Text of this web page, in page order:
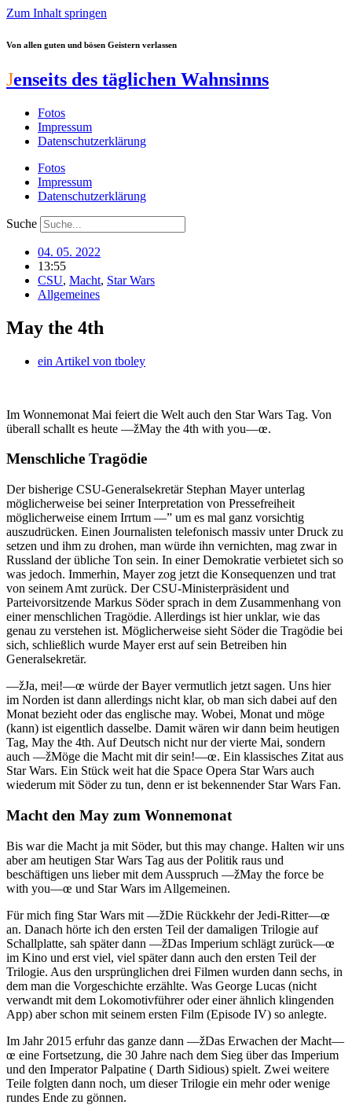
Zum Inhalt springen
Von allen guten und bösen Geistern verlassen
Jenseits des täglichen Wahnsinns
Fotos
Impressum
Datenschutzerklärung
Fotos
Impressum
Datenschutzerklärung
Suche
04. 05. 2022
13:55
CSU, Macht, Star Wars
Allgemeines
May the 4th
ein Artikel von tboley
Im Wonnemonat Mai feiert die Welt auch den Star Wars Tag. Von
überall schallt es heute —žMay the 4th with you—œ.
Menschliche Tragödie
Der bisherige CSU-Generalsekretär Stephan Mayer unterlag
möglicherweise bei seiner Interpretation von Pressefreiheit
möglicherweise einem Irrtum —” um es mal ganz vorsichtig
auszudrücken. Einen Journalisten telefonisch massiv unter Druck zu
setzen und ihm zu drohen, man würde ihn vernichten, mag zwar in
Russland der übliche Ton sein. In einer Demokratie verbietet sich so
was jedoch. Immerhin, Mayer zog jetzt die Konsequenzen und trat
von seinem Amt zurück. Der CSU-Ministerpräsident und
Parteivorsitzende Markus Söder sprach in dem Zusammenhang von
einer menschlichen Tragödie. Allerdings ist hier unklar, wie das
genau zu verstehen ist. Möglicherweise sieht Söder die Tragödie bei
sich, schließlich wurde Mayer erst auf sein Betreiben hin
Generalsekretär.
—žJa, mei!—œ würde der Bayer vermutlich jetzt sagen. Uns hier
im Norden ist dann allerdings nicht klar, ob man sich dabei auf den
Monat bezieht oder das englische may. Wobei, Monat und möge
(kann) ist eigentlich dasselbe. Damit wären wir dann beim heutigen
Tag, May the 4th. Auf Deutsch nicht nur der vierte Mai, sondern
auch —žMöge die Macht mit dir sein!—œ. Ein klassisches Zitat aus
Star Wars. Ein Stück weit hat die Space Opera Star Wars auch
wiederum mit Söder zu tun, denn er ist bekennender Star Wars Fan.
Macht den May zum Wonnemonat
Bis war die Macht ja mit Söder, but this may change. Halten wir uns
aber am heutigen Star Wars Tag aus der Politik raus und
beschäftigen uns lieber mit dem Ausspruch —žMay the force be
with you—œ und Star Wars im Allgemeinen.
Für mich fing Star Wars mit —žDie Rückkehr der Jedi-Ritter—œ
an. Danach hörte ich den ersten Teil der damaligen Trilogie auf
Schallplatte, sah später dann —žDas Imperium schlägt zurück—œ
im Kino und erst viel, viel später dann auch den ersten Teil der
Trilogie. Aus den ursprünglichen drei Filmen wurden dann sechs, in
dem man die Vorgeschichte erzählte. Was George Lucas (nicht
verwandt mit dem Lokomotivführer oder einer ähnlich klingenden
App) aber schon mit seinem ersten Film (Episode IV) so anlegte.
Im Jahr 2015 erfuhr das ganze dann —žDas Erwachen der Macht—
œ eine Fortsetzung, die 30 Jahre nach dem Sieg über das Imperium
und den Imperator Palpatine ( Darth Sidious) spielt. Zwei weitere
Teile folgten dann noch, um dieser Trilogie ein mehr oder wenige
rundes Ende zu gönnen.